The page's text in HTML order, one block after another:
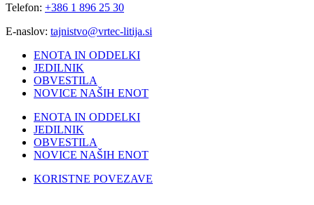
Telefon: +386 1 896 25 30
E-naslov: tajnistvo@vrtec-litija.si
ENOTA IN ODDELKI
JEDILNIK
OBVESTILA
NOVICE NAŠIH ENOT
ENOTA IN ODDELKI
JEDILNIK
OBVESTILA
NOVICE NAŠIH ENOT
KORISTNE POVEZAVE